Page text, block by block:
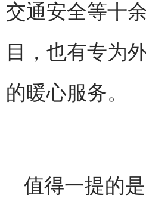
交通安全等十
目，也有专为
的暖心服务。
值得一提的